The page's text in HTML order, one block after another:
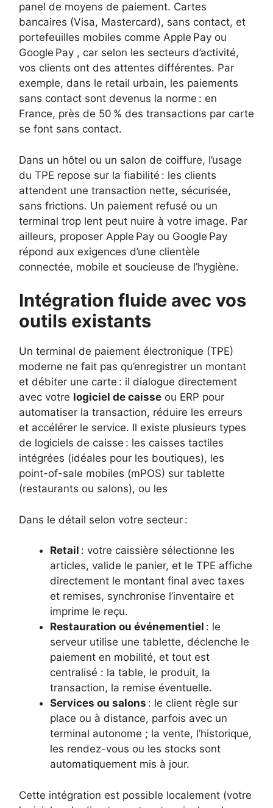
panel de moyens de paiement. Cartes
bancaires (Visa, Mastercard), sans contact, et
portefeuilles mobiles comme Apple Pay ou
Google Pay , car selon les secteurs d’activité,
vos clients ont des attentes différentes. Par
exemple, dans le retail urbain, les paiements
sans contact sont devenus la norme : en
France, près de 50 % des transactions par carte
se font sans contact.
Dans un hôtel ou un salon de coiffure, l’usage
du TPE repose sur la fiabilité : les clients
attendent une transaction nette, sécurisée,
sans frictions. Un paiement refusé ou un
terminal trop lent peut nuire à votre image. Par
ailleurs, proposer Apple Pay ou Google Pay
répond aux exigences d’une clientèle
connectée, mobile et soucieuse de l’hygiène.
Intégration fluide avec vos
outils existants
Un terminal de paiement électronique (TPE)
moderne ne fait pas qu’enregistrer un montant
et débiter une carte : il dialogue directement
avec votre logiciel de caisse ou ERP pour
automatiser la transaction, réduire les erreurs
et accélérer le service. Il existe plusieurs types
de logiciels de caisse : les caisses tactiles
intégrées (idéales pour les boutiques), les
point-of-sale mobiles (mPOS) sur tablette
(restaurants ou salons), ou les
Dans le détail selon votre secteur :
Retail : votre caissière sélectionne les
articles, valide le panier, et le TPE affiche
directement le montant final avec taxes
et remises, synchronise l’inventaire et
imprime le reçu.
Restauration ou événementiel : le
serveur utilise une tablette, déclenche le
paiement en mobilité, et tout est
centralisé : la table, le produit, la
transaction, la remise éventuelle.
Services ou salons : le client règle sur
place ou à distance, parfois avec un
terminal autonome ; la vente, l’historique,
les rendez-vous ou les stocks sont
automatiquement mis à jour.
Cette intégration est possible localement (votre